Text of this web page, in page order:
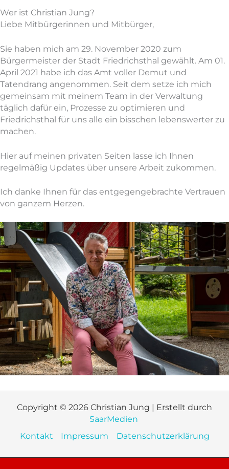
Wer ist Christian Jung?
Liebe Mitbürgerinnen und Mitbürger,
Sie haben mich am 29. November 2020 zum
Bürgermeister der Stadt Friedrichsthal gewählt. Am 01.
April 2021 habe ich das Amt voller Demut und
Tatendrang angenommen. Seit dem setze ich mich
gemeinsam mit meinem Team in der Verwaltung
täglich dafür ein, Prozesse zu optimieren und
Friedrichsthal für uns alle ein bisschen lebenswerter zu
machen.
Hier auf meinen privaten Seiten lasse ich Ihnen
regelmäßig Updates über unsere Arbeit zukommen.
Ich danke Ihnen für das entgegengebrachte Vertrauen
von ganzem Herzen.
Copyright © 2026 Christian Jung | Erstellt durch
SaarMedien
Kontakt
Impressum Datenschutzerklärung